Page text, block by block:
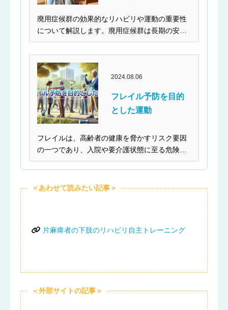
廃用症候群の効果的なリハビリや運動の重要性
について解説します。廃用症候群は長期の安静
で筋肉や骨が萎縮...
2024.08.06
フレイル予防を目的
とした運動
フレイルは、高齢者の健康を脅かすリスク要因
の一つであり、入院や要介護状態に至る危険性
を高めます。早期...
＜あわせて読みたい記事＞
片麻痺者の下肢のリハビリ自主トレーニング
＜外部サイトの記事＞